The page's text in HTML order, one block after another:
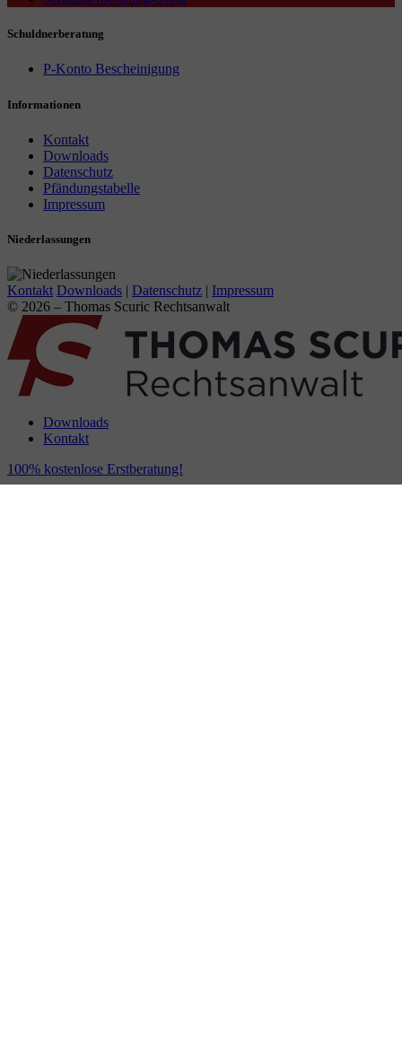
Schuldnerberatung
P-Konto Bescheinigung
Informationen
Kontakt
Downloads
Datenschutz
Pfändungstabelle
Impressum
Niederlassungen
Kontakt Downloads | Datenschutz | Impressum
© 2026 – Thomas Scuric Rechtsanwalt
Downloads
Kontakt
100% kostenlose Erstberatung!